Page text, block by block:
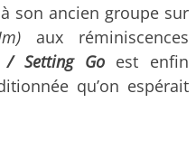
son ancien groupe sur
aux réminiscences
/ Setting Go est enfin
qu’on espérait